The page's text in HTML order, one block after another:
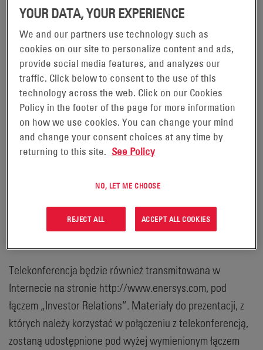
READING, Pa., 17 lipca 2019 r.
(GLOBE NEWSWIRE) –
EnerSys (NYSE: ENS), światowy lider w dziedzinie
rozwiązań magazynowania energii do zastosowań
przemysłowych, będzie gospodarzem telekonferencji
mającej na celu omówienie wyników finansowych firmy
za pierwszy kwartał roku obrotowego 2020 oraz
przedstawienie przeglądu działalności biznesowej.
Telekonferencję, zaplanowaną na czwartek, 8 sierpnia
2019 r. o godz. 9:00 czasu wschodniego, poprowadzą
David M. Shaffer, President and Chief Executive Officer,
Telekonferencja będzie również transmitowana w
Internecie na stronie http://www.enersys.com, pod
łączem „Investor Relations”. Materiały do prezentacji, z
których należy korzystać w połączeniu z telekonferencją,
zostaną udostępnione pod wyżej wymienionym łączem
YOUR DATA, YOUR EXPERIENCE
We and our partners use technology such as
cookies on our site to personalize content and ads,
provide social media features, and analyzes our
traffic. Click below to consent to the use of this
technology across the web. Click on our Cookies
Policy in the footer of the page for more information
on how we use cookies. You can change your mind
and change your consent choices at any time by
returning to this site. See Policy
NO, LET ME CHOOSE
REJECT ALL ACCEPT ALL COOKIES